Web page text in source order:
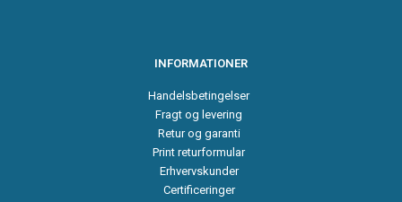
INFORMATIONER
Handelsbetingelser
Fragt og levering
Retur og garanti
Print returformular
Erhvervskunder
Certificeringer